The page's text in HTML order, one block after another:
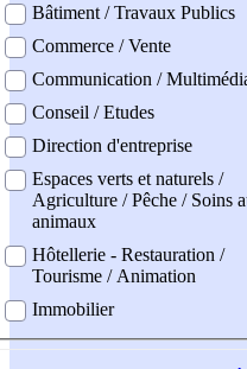
Bâtiment / Travaux Publics
Commerce / Vente
Communication /
Conseil / Etudes
Direction d'entreprise
Espaces verts et naturels /
Agriculture / Pêche / Soins
animaux
Hôtellerie - Restauration /
Tourisme / Animation
Immobilier